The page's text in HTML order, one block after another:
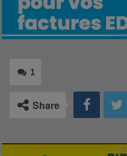
1
Share